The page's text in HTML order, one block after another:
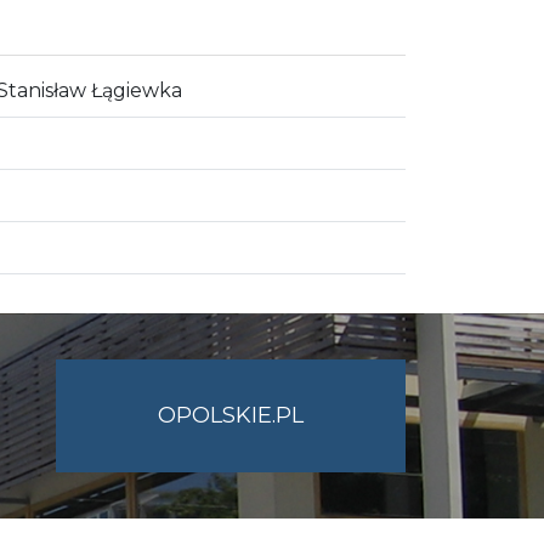
Łągiewka
OPOLSKIE.PL